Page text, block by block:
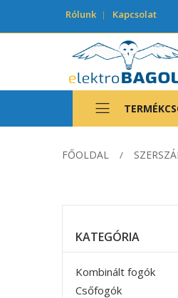
Rólunk Kapcsolat
FŐOLDAL
KATEGÓRIA
Kombinált fogók
Csőfogók